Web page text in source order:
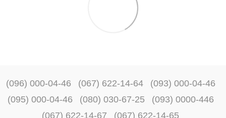
(096) 000-04-46 (067) 622-14-64
(093) 000-04-46
(095) 000-04-46
(080) 030-67-25
(093) 0000-446
(067) 622-14-67
(067) 622-14-65